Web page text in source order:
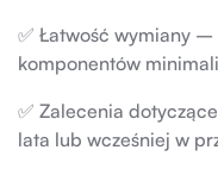
✅ Łatwość wymiany
komponentów
✅ Zalecenia
lata lub wcześniej w